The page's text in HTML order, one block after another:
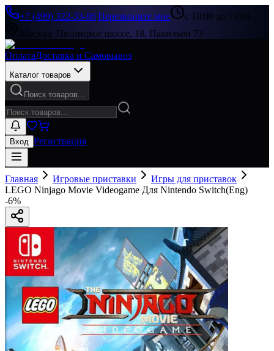
+7 (499) 322-33-86|Перезвоните мне
с 10:00 до 19:00
Москва, Пятницкое шоссе, 18, Павильон 73
ОплатаДоставка и Самовывоз
Каталог товаров
Поиск товаров...
Вход Регистрация
Главная Игровые приставки
Игры для приставок
LEGO Ninjago Movie Videogame Для Nintendo Switch(Eng)
-6%